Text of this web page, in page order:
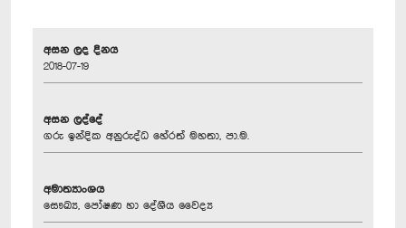
අසන ලද දිනය
2018-07-19
අසන ලද්දේ
ගරු ඉන්දික අනුරුද්ධ හේරත් මහතා, පා.ම.
අමාත්‍යාංශය
සෞඛ්‍ය, පෝෂණ හා දේශීය වෛද්‍ය